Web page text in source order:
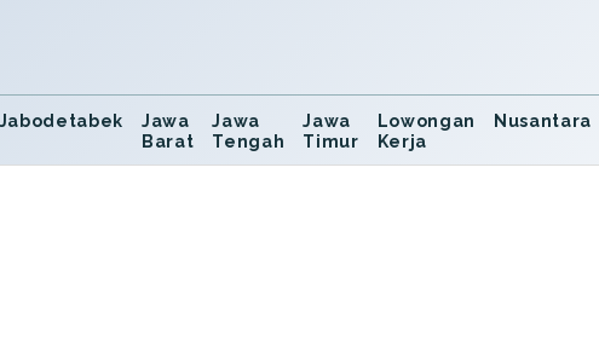
Jabodetabek
Jawa
Barat
Jawa
Tengah
Jawa
Timur
Lowongan
Kerja
Nusantara